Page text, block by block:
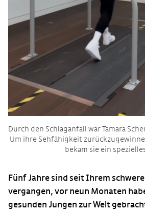
Durch den Schlaganfall war Tamara
Um ihre Sehfähigkeit
bekam sie ein
Fünf Jahre sind seit Ihrem
vergangen, vor neun Monaten
gesunden Jungen zur Welt